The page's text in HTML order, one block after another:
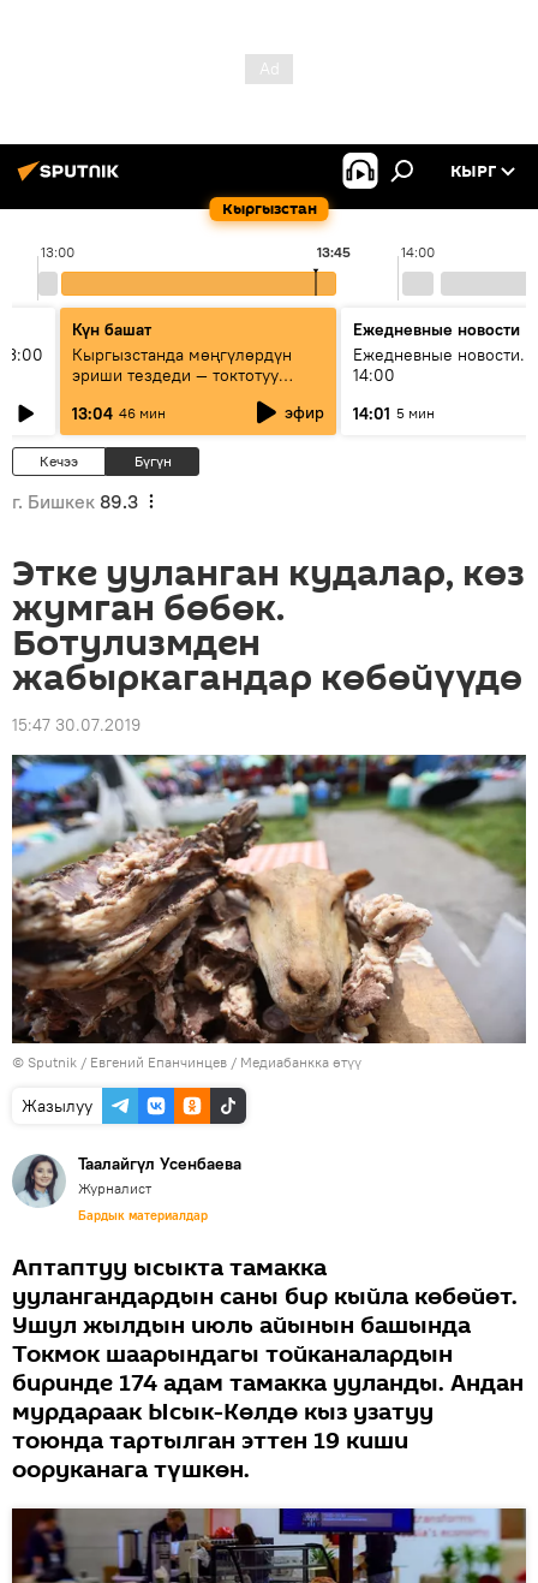
Кыргызстан
КЫРГ
13:00 14:00
13:45
Күн башат
Кыргызстанда мөңгүлөрдүн
эриши тездеди — токтотуу
13:04 46 мин эфир
Ежедневные новости
Ежедневные новости.
14:00
14:01 5 мин
Кечээ Бүгүн
г. Бишкек 89.3
Этке ууланган кудалар, көз
жумган бөбөк.
Ботулизмден
жабыркагандар көбөйүүдө
15:47 30.07.2019
© Sputnik / Евгений Епанчинцев / Медиабанкка өтүү
Жазылуу
Таалайгүл Усенбаева
Журналист
Бардык материалдар
Аптаптуу ысыкта тамакка
уулангандардын саны бир кыйла көбөйөт.
Ушул жылдын июль айынын башында
Токмок шаарындагы тойканалардын
биринде 174 адам тамакка ууланды. Андан
мурдараак Ысык-Көлдө кыз узатуу
тоюнда тартылган эттен 19 киши
ооруканага түшкөн.